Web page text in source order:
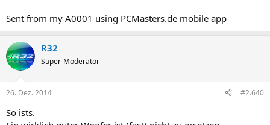
Sent from my A0001 using PCMasters.de mobile app
R32
Super-Moderator
26. Dez. 2014 #2.640
So ists.